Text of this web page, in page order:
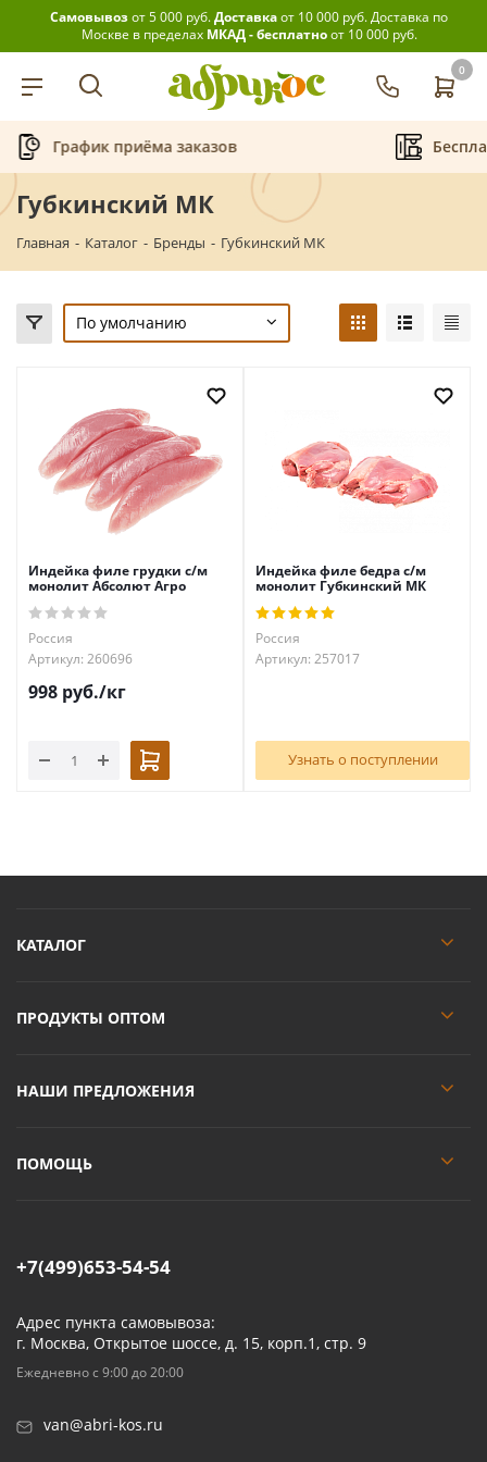
Самовывозот 5 000 руб.Доставкаот 10 000 руб.Доставка по
Москве в пределах МКАД - бесплатноот 10 000 руб.
0
График приёма заказов
Губкинский МК
Главная - Каталог - Бренды - Губкинский МК
По умолчанию
Индейка филе грудки с/м
монолит Абсолют Агро
Россия
Артикул: 260696
998 руб./кг
Индейка филе бедра с/м
монолит Губкинский МК
Россия
Артикул: 257017
Узнать о поступлении
КАТАЛОГ
ПРОДУКТЫ ОПТОМ
НАШИ ПРЕДЛОЖЕНИЯ
ПОМОЩЬ
+7(499)653-54-54
Адрес пункта самовывоза:
г. Москва, Открытое шоссе, д. 15, корп.1, стр. 9
Ежедневно с 9:00 до 20:00
van@abri-kos.ru